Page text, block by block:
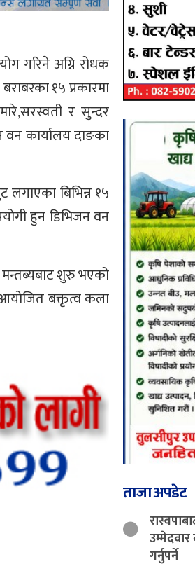
गरिने अग्नि रोधक
१५ प्रकारमा
र सुन्दर
वन कार्यालय दाङका
लगाएका बिभिन्न १५
हुन डिभिजन वन
शुरु भएको
बक्तृत्व कला
ताजा अपडेट
गर्नुपर्ने